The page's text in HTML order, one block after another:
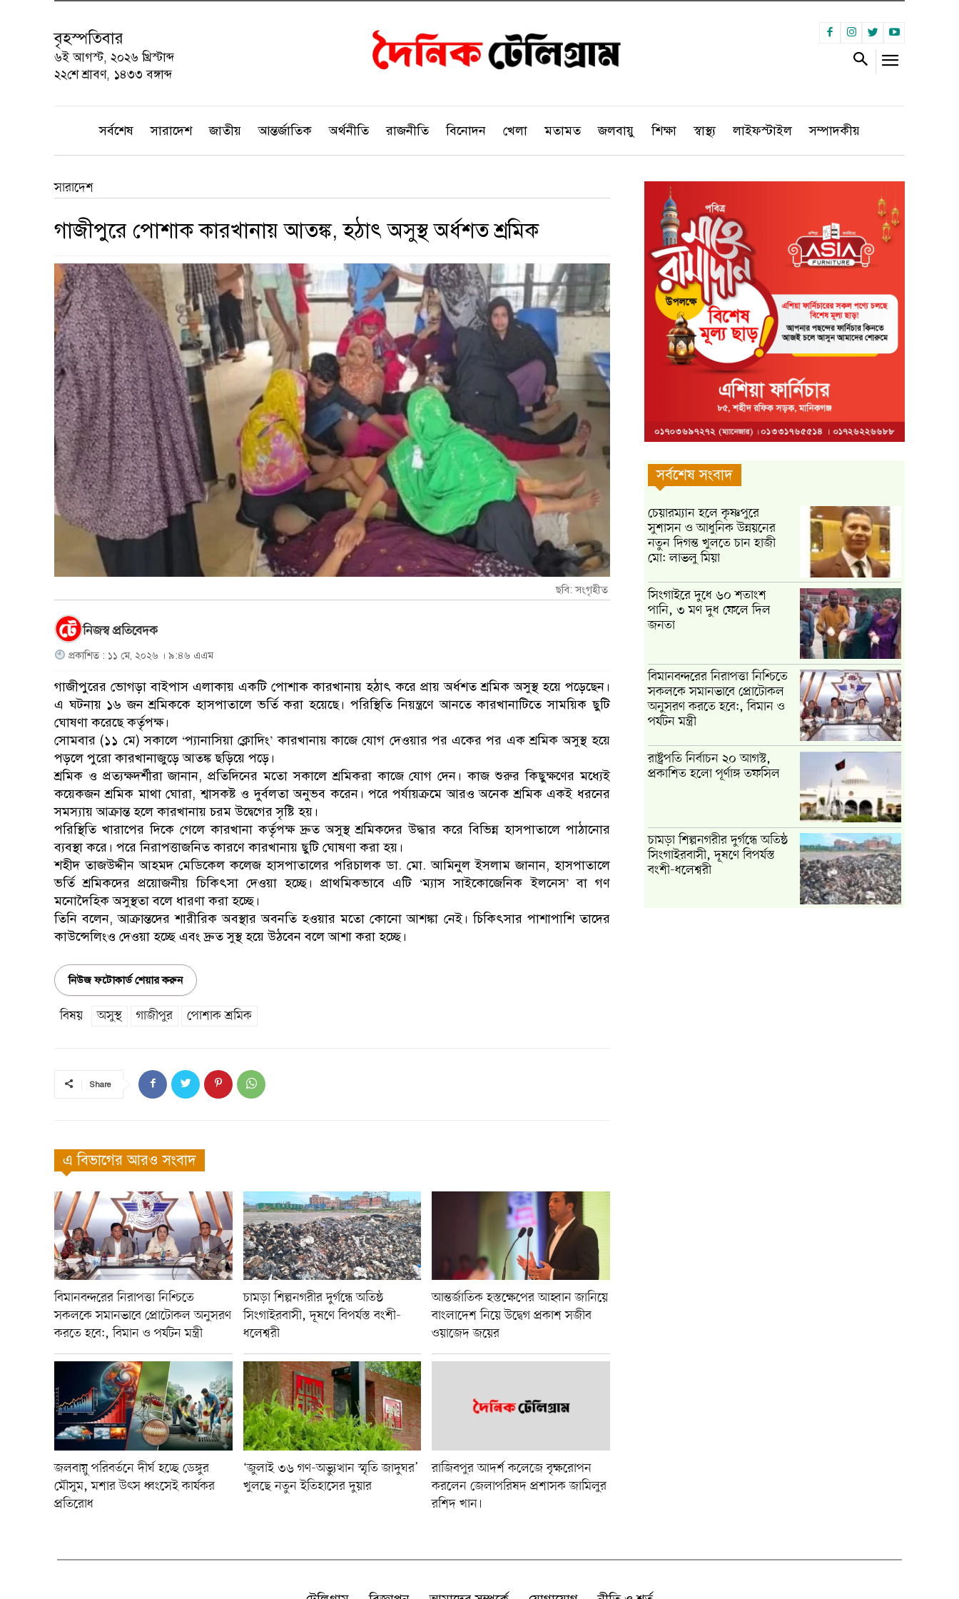
বৃহস্পতিবার
৬ই আগস্ট, ২০২৬ খ্রিস্টাব্দ
২২শে শ্রাবণ, ১৪৩৩ বঙ্গাব্দ
সর্বশেষ সারাদেশ জাতীয় আন্তর্জাতিক অর্থনীতি রাজনীতি বিনোদন খেলা মতামত জলবায়ু শিক্ষা স্বাস্থ্য লাইফস্টাইল সম্পাদকীয়
সারাদেশ
গাজীপুরে পোশাক কারখানায় আতঙ্ক, হঠাৎ অসুস্থ অর্ধশত শ্রমিক
ছবি: সংগৃহীত
নিজস্ব প্রতিবেদক
প্রকাশিত : ১১ মে, ২০২৬ । ৯:৪৬ এএম
গাজীপুরের ভোগড়া বাইপাস এলাকায় একটি পোশাক কারখানায় হঠাৎ করে প্রায় অর্ধশত শ্রমিক অসুস্থ হয়ে পড়েছেন।
এ ঘটনায় ১৬ জন শ্রমিককে হাসপাতালে ভর্তি করা হয়েছে। পরিস্থিতি নিয়ন্ত্রণে আনতে কারখানাটিতে সাময়িক ছুটি
ঘোষণা করেছে কর্তৃপক্ষ।
সোমবার (১১ মে) সকালে ‘প্যানাসিয়া ক্লোদিং’ কারখানায় কাজে যোগ দেওয়ার পর একের পর এক শ্রমিক অসুস্থ হয়ে
পড়লে পুরো কারখানাজুড়ে আতঙ্ক ছড়িয়ে পড়ে।
শ্রমিক ও প্রত্যক্ষদর্শীরা জানান, প্রতিদিনের মতো সকালে শ্রমিকরা কাজে যোগ দেন। কাজ শুরুর কিছুক্ষণের মধ্যেই
কয়েকজন শ্রমিক মাথা ঘোরা, শ্বাসকষ্ট ও দুর্বলতা অনুভব করেন। পরে পর্যায়ক্রমে আরও অনেক শ্রমিক একই ধরনের
সমস্যায় আক্রান্ত হলে কারখানায় চরম উদ্বেগের সৃষ্টি হয়।
পরিস্থিতি খারাপের দিকে গেলে কারখানা কর্তৃপক্ষ দ্রুত অসুস্থ শ্রমিকদের উদ্ধার করে বিভিন্ন হাসপাতালে পাঠানোর
ব্যবস্থা করে। পরে নিরাপত্তাজনিত কারণে কারখানায় ছুটি ঘোষণা করা হয়।
শহীদ তাজউদ্দীন আহমদ মেডিকেল কলেজ হাসপাতালের পরিচালক ডা. মো. আমিনুল ইসলাম জানান, হাসপাতালে
ভর্তি শ্রমিকদের প্রয়োজনীয় চিকিৎসা দেওয়া হচ্ছে। প্রাথমিকভাবে এটি ‘ম্যাস সাইকোজেনিক ইলনেস’ বা গণ
মনোদৈহিক অসুস্থতা বলে ধারণা করা হচ্ছে।
তিনি বলেন, আক্রান্তদের শারীরিক অবস্থার অবনতি হওয়ার মতো কোনো আশঙ্কা নেই। চিকিৎসার পাশাপাশি তাদের
কাউন্সেলিংও দেওয়া হচ্ছে এবং দ্রুত সুস্থ হয়ে উঠবেন বলে আশা করা হচ্ছে।
নিউজ ফটোকার্ড শেয়ার করুন
বিষয় অসুস্থ গাজীপুর পোশাক শ্রমিক
Share
এ বিভাগের আরও সংবাদ
বিমানবন্দরের নিরাপত্তা নিশ্চিতে
সকলকে সমানভাবে প্রোটোকল অনুসরণ
করতে হবে:, বিমান ও পর্যটন মন্ত্রী
চামড়া শিল্পনগরীর দুর্গন্ধে অতিষ্ঠ
সিংগাইরবাসী, দূষণে বিপর্যস্ত বংশী-
ধলেশ্বরী
আন্তর্জাতিক হস্তক্ষেপের আহ্বান জানিয়ে
বাংলাদেশ নিয়ে উদ্বেগ প্রকাশ সজীব
ওয়াজেদ জয়ের
জলবায়ু পরিবর্তনে দীর্ঘ হচ্ছে ডেঙ্গুর
মৌসুম, মশার উৎস ধ্বংসেই কার্যকর
প্রতিরোধ
‘জুলাই ৩৬ গণ-অভ্যুত্থান স্মৃতি জাদুঘর’
খুলছে নতুন ইতিহাসের দুয়ার
রাজিবপুর আদর্শ কলেজে বৃক্ষরোপন
করলেন জেলাপরিষদ প্রশাসক জামিলুর
রশিদ খান।
সর্বশেষ সংবাদ
চেয়ারম্যান হলে কৃষ্ণপুরে
সুশাসন ও আধুনিক উন্নয়নের
নতুন দিগন্ত খুলতে চান হাজী
মো: লাভলু মিয়া
সিংগাইরে দুধে ৬০ শতাংশ
পানি, ৩ মণ দুধ ফেলে দিল
জনতা
বিমানবন্দরের নিরাপত্তা নিশ্চিতে
সকলকে সমানভাবে প্রোটোকল
অনুসরণ করতে হবে:, বিমান ও
পর্যটন মন্ত্রী
রাষ্ট্রপতি নির্বাচন ২০ আগস্ট,
প্রকাশিত হলো পূর্ণাঙ্গ তফসিল
চামড়া শিল্পনগরীর দুর্গন্ধে অতিষ্ঠ
সিংগাইরবাসী, দূষণে বিপর্যস্ত
বংশী-ধলেশ্বরী